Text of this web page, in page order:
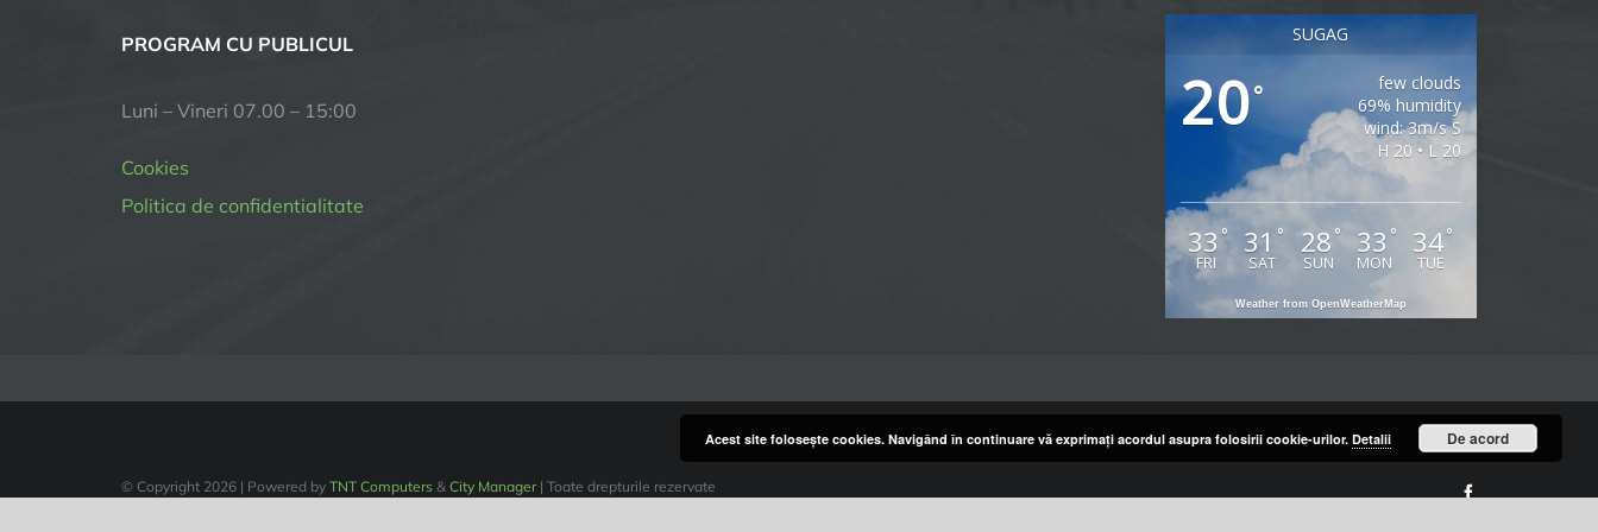
PROGRAM CU PUBLICUL
Luni – Vineri 07.00 – 15:00
Cookies
Politica de confidentialitate
SUGAG
20°
few clouds
69% humidity
wind: 3m/s S
H 20 • L 20
33 °
FRI
31 °
SAT
28 °
SUN
33 °
MON
34°
TUE
Weather from OpenWeatherMap
© Copyright 2026 | Powered by TNT Computers & City Manager| Toate drepturile rezervate
Acest site foloseşte cookies. Navigând în continuare vă exprimaţi acordul asupra folosirii cookie-urilor. Detalii De acord